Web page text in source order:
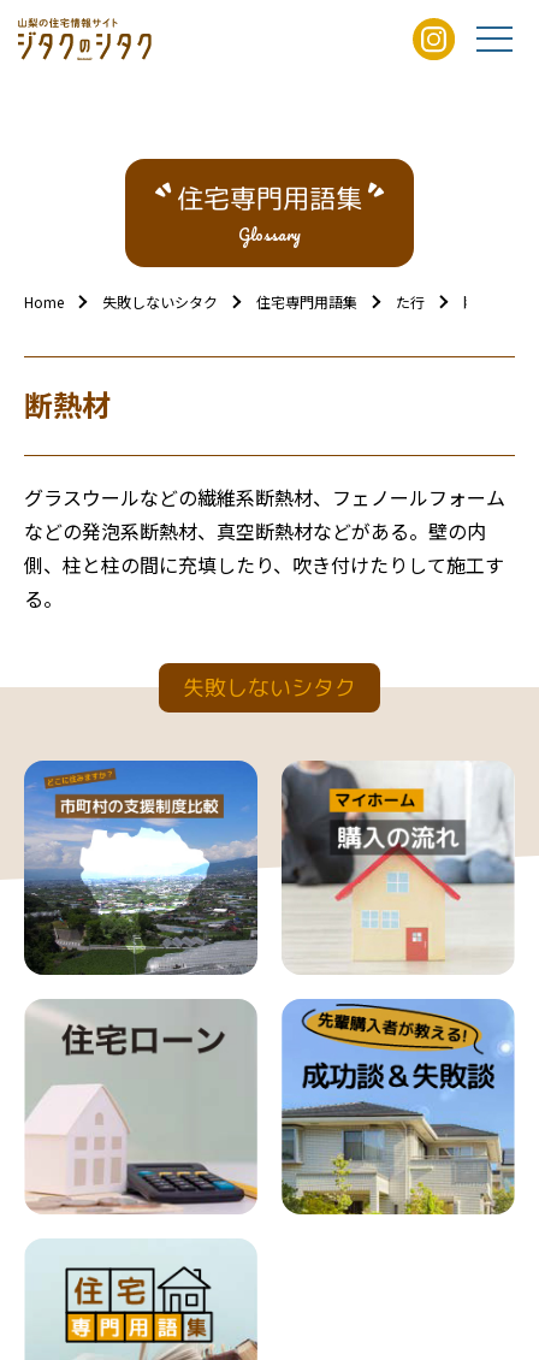
住宅専門用語集
Glossary
Home 失敗しないシタク 住宅専門用語集 た行 断熱材
断熱材
グラスウールなどの繊維系断熱材、フェノールフォーム
などの発泡系断熱材、真空断熱材などがある。壁の内
側、柱と柱の間に充填したり、吹き付けたりして施工す
る。
失敗しないシタク